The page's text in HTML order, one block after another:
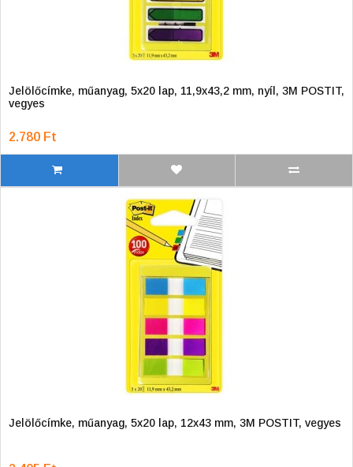
Jelölőcímke, műanyag, 5x20 lap, 11,9x43,2 mm, nyíl, 3M POSTIT,
vegyes
2.780 Ft
Jelölőcímke, műanyag, 5x20 lap, 12x43 mm, 3M POSTIT, vegyes